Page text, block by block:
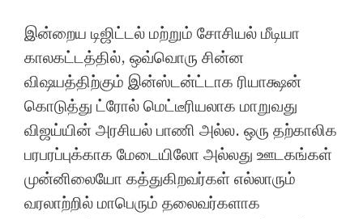
இன்றைய டிஜிட்டல் மற்றும் சோசியல் மீடியா
காலகட்டத்தில், ஒவ்வொரு சின்ன
விஷயத்திற்கும் இன்ஸ்டன்ட்டாக ரியாக்ஷன்
கொடுத்து ட்ரோல் மெட்டீரியலாக மாறுவது
விஜய்யின் அரசியல் பாணி அல்ல. ஒரு தற்காலிக
பரபரப்புக்காக மேடையிலோ அல்லது ஊடகங்கள்
முன்னிலையோ கத்துகிறவர்கள் எல்லாரும்
வரலாற்றில் மாபெரும் தலைவர்களாக